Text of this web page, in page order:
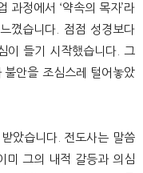
과정에서 ‘약속의 목자’라
꼈습니다. 점점 성경보다
이 들기 시작했습니다. 그
안을 조심스레 털어놓았
았습니다. 전도사는 말씀
미 그의 내적 갈등과 의심